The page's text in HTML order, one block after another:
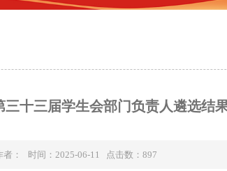
三十三届学生会部门负责人遴选结
者： 时间：2025-06-11 点击数： 897